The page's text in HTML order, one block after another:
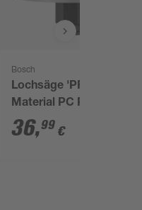
Bosch
Lochsäge 'PRO Multi
Material PC Plus' Ø
73 mm
36,99 €